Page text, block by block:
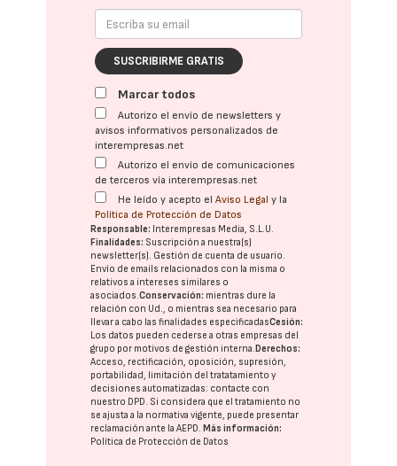
SUSCRIBIRME GRATIS
Marcar todos
Autorizo el envío de newsletters y
avisos informativos personalizados de
interempresas.net
Autorizo el envío de comunicaciones
de terceros vía interempresas.net
He leído y acepto elAviso Legal y la
Política de Protección de Datos
Responsable: Interempresas Media, S.L.U.
Finalidades: Suscripción a nuestra(s)
newsletter(s). Gestión de cuenta de usuario.
Envío de emails relacionados con la misma o
relativos a intereses similares o
asociados.Conservación: mientras dure la
relación con Ud., o mientras sea necesario para
llevar a cabo las finalidades especificadasCesión:
Los datos pueden cederse a otras empresas del
grupo por motivos de gestión interna. Derechos:
Acceso, rectificación, oposición, supresión,
portabilidad, limitación del tratatamiento y
decisiones automatizadas: contacte con
nuestro DPD. Si considera que el tratamiento no
se ajusta a la normativa vigente, puede presentar
reclamación ante laAEPD. Más información:
Política de Protección de Datos